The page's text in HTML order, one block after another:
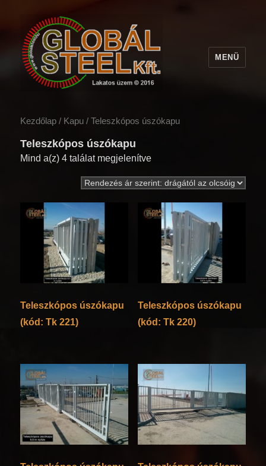
MENÜ
Kezdőlap / Kapu / Teleszkópos úszókapu
Teleszkópos úszókapu
Mind a(z) 4 találat megjelenítve
Teleszkópos úszókapu
(kód: Tk 221)
Teleszkópos úszókapu
(kód: Tk 220)